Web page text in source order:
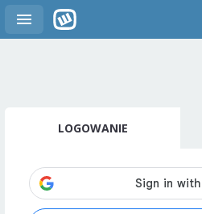
LOGOWANIE